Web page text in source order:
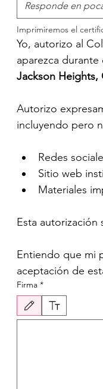
Imprimiremos el
Yo, autorizo al
aparezca
Jackson Heights,
Autorizo
incluyendo pero
Redes
Sitio web
Materiales
Esta
Entiendo que mi
aceptación de
Firma *
Drawing mode selected.